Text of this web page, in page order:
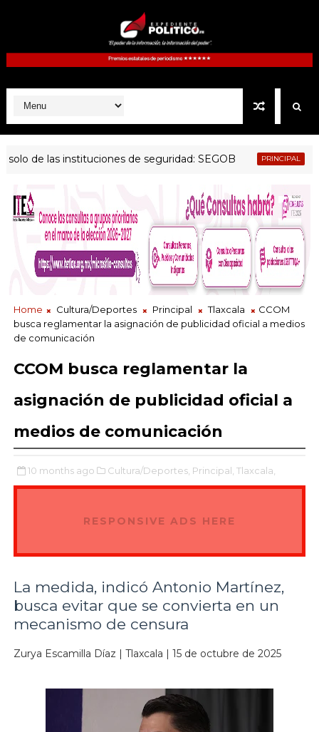
las instituciones de seguridad: SEGOB PRINCIPAL
Home Cultura/Deportes Principal Tlaxcala
CCOM
busca reglamentar la asignación de publicidad oficial a medios
de comunicación
CCOM busca reglamentar la
asignación de publicidad oficial a
medios de comunicación
10 months ago Cultura/Deportes, Principal, Tlaxcala,
RESPONSIVE ADS HERE
La medida, indicó Antonio Martínez,
busca evitar que se convierta en un
mecanismo de censura
Zurya Escamilla Díaz | Tlaxcala | 15 de octubre de 2025